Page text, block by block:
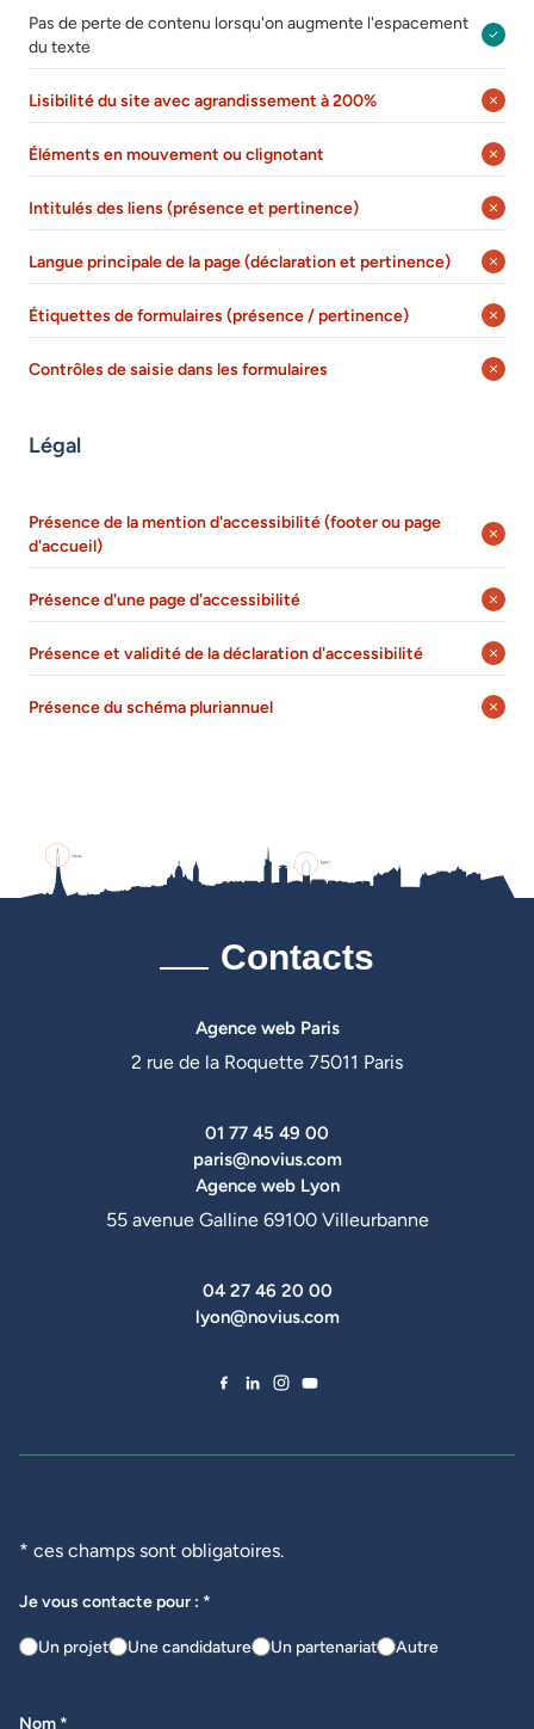
Pas de perte de contenu lorsqu'on augmente l'espacement
du texte
Lisibilité du site avec agrandissement à 200%
Éléments en mouvement ou clignotant
Intitulés des liens (présence et pertinence)
Langue principale de la page (déclaration et pertinence)
Étiquettes de formulaires (présence / pertinence)
Contrôles de saisie dans les formulaires
Légal
Présence de la mention d'accessibilité (footer ou page
d'accueil)
Présence d'une page d'accessibilité
Présence et validité de la déclaration d'accessibilité
Présence du schéma pluriannuel
Contacts
Agence web Paris
2 rue de la Roquette 75011 Paris
01 77 45 49 00
paris@novius.com
Agence web Lyon
55 avenue Galline 69100 Villeurbanne
04 27 46 20 00
lyon@novius.com
* ces champs sont obligatoires.
Je vous contacte pour : *
Un projet Une candidature Un partenariat Autre
Nom *